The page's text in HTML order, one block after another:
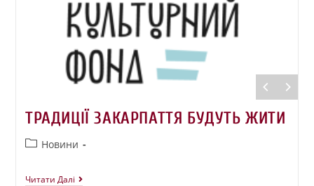
ТРАДИЦІЇ ЗАКАРПАТТЯ БУДУТЬ ЖИТИ
Новини
Читати Далі